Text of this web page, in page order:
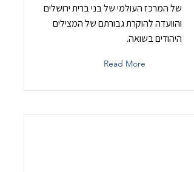
של המרכז העולמי של בני ברית ירושלים
והוועדה להוקרת גבורתם של המצילים
היהודים בשואה.
Read More